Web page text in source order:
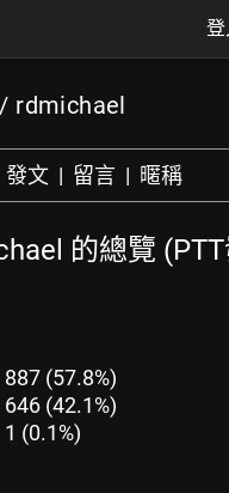
/ rdmichael
發文 | 留言 | 暱稱
的總覽
(57.8%)
(42.1%)
(0.1%)